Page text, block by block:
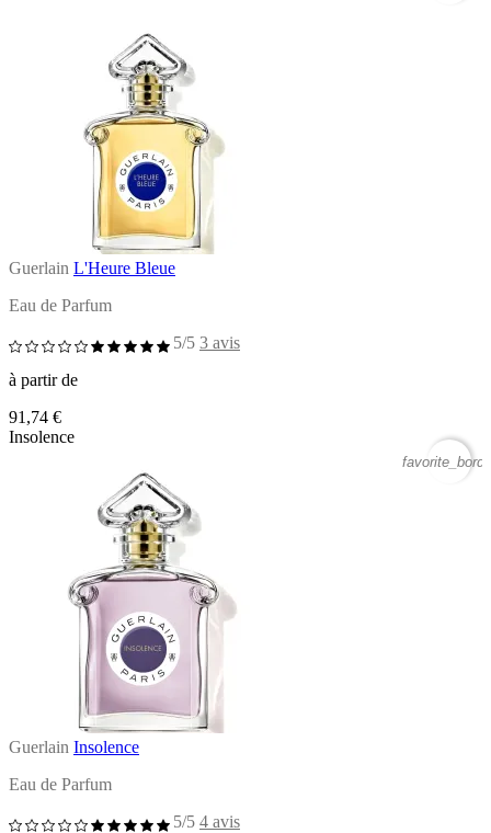
Guerlain L'Heure Bleue
Eau de Parfum
5/5 3 avis
à partir de
91,74 €
Insolence
Guerlain Insolence
Eau de Parfum
5/5 4 avis